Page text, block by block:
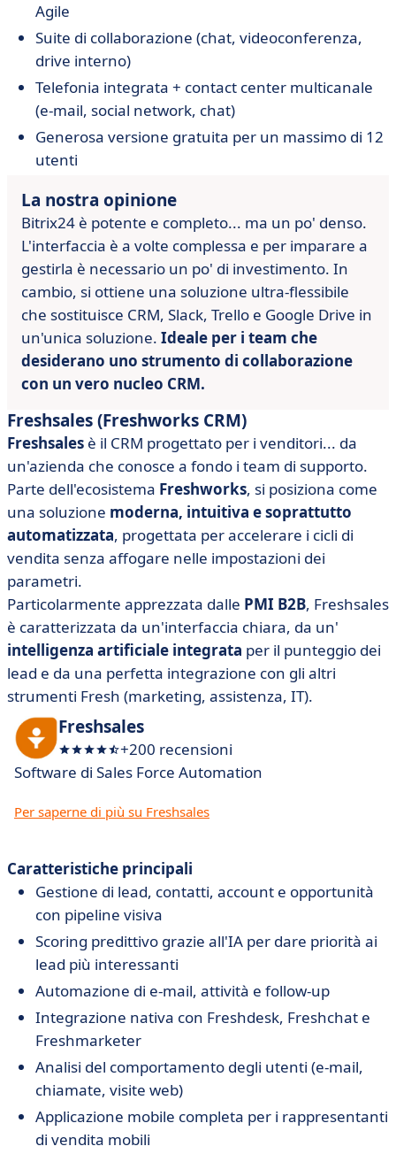
Agile
Suite di collaborazione (chat, videoconferenza,
drive interno)
Telefonia integrata + contact center multicanale
(e-mail, social network, chat)
Generosa versione gratuita per un massimo di 12
utenti
La nostra opinione
Bitrix24 è potente e completo... ma un po' denso.
L'interfaccia è a volte complessa e per imparare a
gestirla è necessario un po' di investimento. In
cambio, si ottiene una soluzione ultra-flessibile
che sostituisce CRM, Slack, Trello e Google Drive in
un'unica soluzione. Ideale per i team che
desiderano uno strumento di collaborazione
con un vero nucleo CRM.
Freshsales (Freshworks CRM)
Freshsales è il CRM progettato per i venditori... da
un'azienda che conosce a fondo i team di supporto.
Parte dell'ecosistema Freshworks, si posiziona come
una soluzione moderna, intuitiva e soprattutto
automatizzata, progettata per accelerare i cicli di
vendita senza affogare nelle impostazioni dei
parametri.
Particolarmente apprezzata dalle PMI B2B, Freshsales
è caratterizzata da un'interfaccia chiara, da un'
intelligenza artificiale integrata per il punteggio dei
lead e da una perfetta integrazione con gli altri
strumenti Fresh (marketing, assistenza, IT).
Freshsales
+200 recensioni
Software di Sales Force Automation
Per saperne di più su Freshsales
Caratteristiche principali
Gestione di lead, contatti, account e opportunità
con pipeline visiva
Scoring predittivo grazie all'IA per dare priorità ai
lead più interessanti
Automazione di e-mail, attività e follow-up
Integrazione nativa con Freshdesk, Freshchat e
Freshmarketer
Analisi del comportamento degli utenti (e-mail,
chiamate, visite web)
Applicazione mobile completa per i rappresentanti
di vendita mobili